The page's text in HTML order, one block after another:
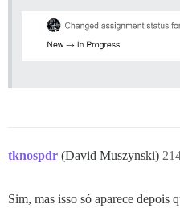
tknospdr (David Muszynski)
Sim, mas isso só aparece depois